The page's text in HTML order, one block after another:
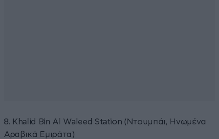
8. Khalid Bin Al Waleed Station (Ντουμπάι, Ηνωμένα
Αραβικά Εμιράτα)